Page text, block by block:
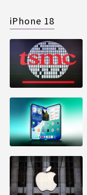
iPhone 18